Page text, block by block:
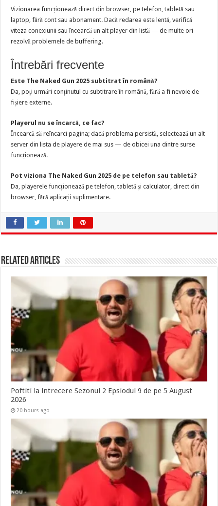
Vizionarea funcționează direct din browser, pe telefon, tabletă sau
laptop, fără cont sau abonament. Dacă redarea este lentă, verifică
viteza conexiunii sau încearcă un alt player din listă — de multe ori
rezolvă problemele de buffering.
Întrebări frecvente
Este The Naked Gun 2025 subtitrat în română?
Da, poți urmări conținutul cu subtitrare în română, fără a fi nevoie de
fișiere externe.
Playerul nu se încarcă, ce fac?
Încearcă să reîncarci pagina; dacă problema persistă, selectează un alt
server din lista de playere de mai sus — de obicei una dintre surse
funcționează.
Pot viziona The Naked Gun 2025 de pe telefon sau tabletă?
Da, playerele funcționează pe telefon, tabletă și calculator, direct din
browser, fără aplicații suplimentare.
Related Articles
Poftiti la intrecere Sezonul 2 Epsiodul 9 de pe 5 August
2026
20 hours ago